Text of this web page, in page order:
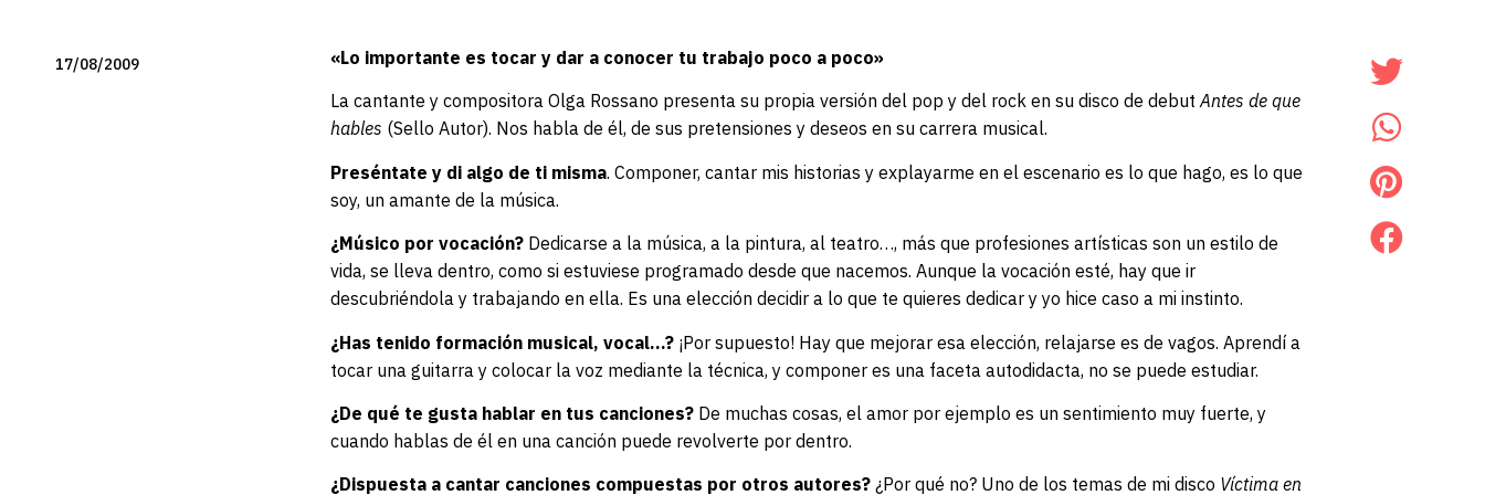
17/08/2009
«Lo importante es tocar y dar a conocer tu trabajo poco a poco»
La cantante y compositora Olga Rossano presenta su propia versión del pop y del rock en su disco de debutAntes de que
hables (Sello Autor). Nos habla de él, de sus pretensiones y deseos en su carrera musical.
Preséntate y di algo de ti misma. Componer, cantar mis historias y explayarme en el escenario es lo que hago, es lo que
soy, un amante de la música.
¿Músico por vocación? Dedicarse a la música, a la pintura, al teatro…, más que profesiones artísticas son un estilo de
vida, se lleva dentro, como si estuviese programado desde que nacemos. Aunque la vocación esté, hay que ir
descubriéndola y trabajando en ella. Es una elección decidir a lo que te quieres dedicar y yo hice caso a mi instinto.
¿Has tenido formación musical, vocal…? ¡Por supuesto! Hay que mejorar esa elección, relajarse es de vagos. Aprendí a
tocar una guitarra y colocar la voz mediante la técnica, y componer es una faceta autodidacta, no se puede estudiar.
¿De qué te gusta hablar en tus canciones? De muchas cosas, el amor por ejemplo es un sentimiento muy fuerte, y
cuando hablas de él en una canción puede revolverte por dentro.
¿Dispuesta a cantar canciones compuestas por otros autores? ¿Por qué no? Uno de los temas de mi disco Víctima en